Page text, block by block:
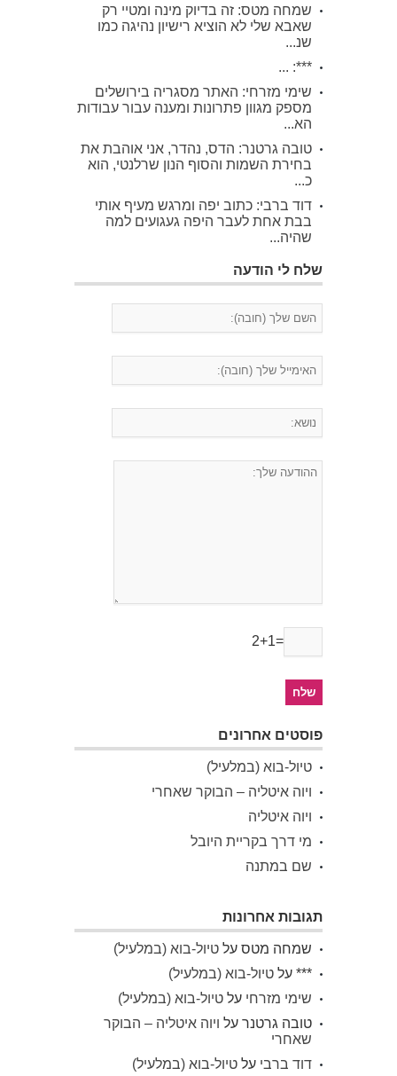
שמחה מטס: זה בדיוק מינה ומטיי רק
שאבא שלי לא הוציא רישיון נהיגה כמו
שנ...
***: ...
שימי מזרחי: האתר מסגריה בירושלים
מספק מגוון פתרונות ומענה עבור עבודות
הא...
טובה גרטנר: הדס, נהדר, אני אוהבת את
בחירת השמות והסוף הנון שרלנטי, הוא
כ...
דוד ברבי: כתוב יפה ומרגש מעיף אותי
בבת אחת לעבר היפה געגועים למה
שהיה...
שלח לי הודעה
2+1=
פוסטים אחרונים
טיול-בוא (במלעיל)
ויוה איטליה – הבוקר שאחרי
ויוה איטליה
מי דרך בקריית היובל
שם במתנה
תגובות אחרונות
שמחה מטס על טיול-בוא (במלעיל)
*** על טיול-בוא (במלעיל)
שימי מזרחי על טיול-בוא (במלעיל)
טובה גרטנר על ויוה איטליה – הבוקר
שאחרי
דוד ברבי על טיול-בוא (במלעיל)